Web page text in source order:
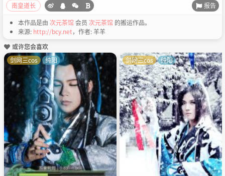
南皇道长 报告
本作品是由 次元茶馆会员 次元茶馆 的搬运作品。
来源: http://bcy.net，作者: 羊羊
或许您会喜欢
剑网三cos
纯阳 剑网三cos 纯阳